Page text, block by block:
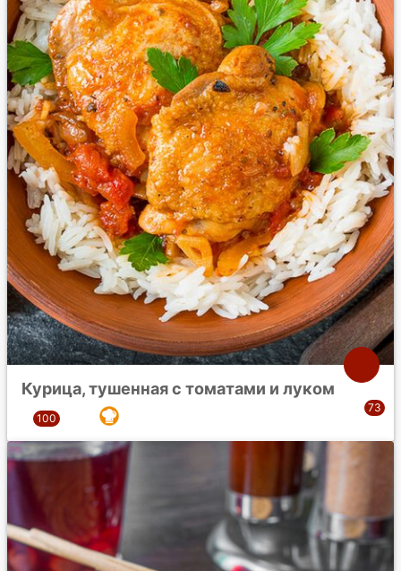
Курица, тушенная с томатами и луком